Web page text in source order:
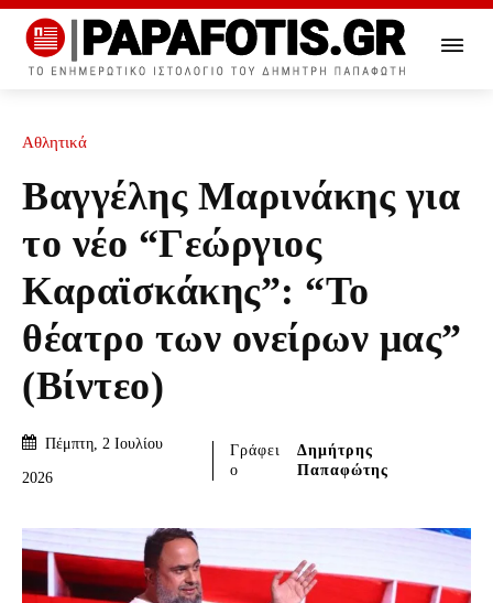
Αθλητικά
Βαγγέλης Μαρινάκης για
το νέο “Γεώργιος
Καραϊσκάκης”: “Το
θέατρο των ονείρων μας”
(Βίντεο)
Πέμπτη, 2 Ιουλίου
2026
Γράφει
ο
Δημήτρης
Παπαφώτης